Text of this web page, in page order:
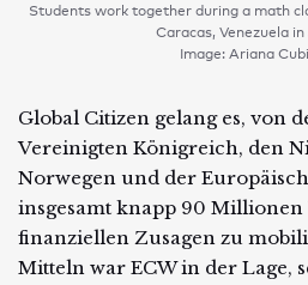
Students work together during a math
Caracas, Venezuela
Image: Ariana
Global Citizen gelang es, von
Vereinigten Königreich, den
Norwegen und der
insgesamt knapp 90
finanziellen Zusagen zu
Mitteln war ECW in der Lage,